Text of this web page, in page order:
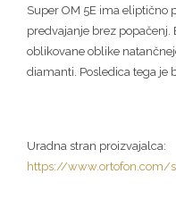
Super OM 5E ima eliptično
predvajanje brez
oblikovane oblike
diamanti. Posledica tega je
Uradna stran proizvajalca:
https://www.ortofon.com/